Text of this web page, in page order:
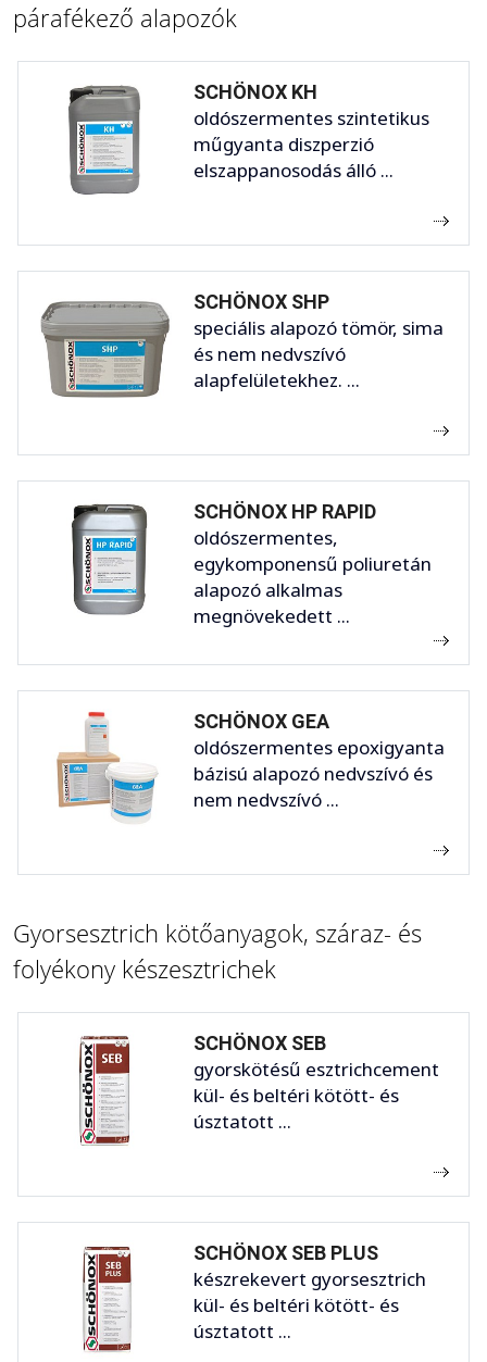
párafékező alapozók
SCHÖNOX KH
oldószermentes szintetikus
műgyanta diszperzió
elszappanosodás álló ...
SCHÖNOX SHP
speciális alapozó tömör, sima
és nem nedvszívó
alapfelületekhez. ...
SCHÖNOX HP RAPID
oldószermentes,
egykomponensű poliuretán
alapozó alkalmas
megnövekedett ...
SCHÖNOX GEA
oldószermentes epoxigyanta
bázisú alapozó nedvszívó és
nem nedvszívó ...
Gyorsesztrich kötőanyagok, száraz- és
folyékony készesztrichek
SCHÖNOX SEB
gyorskötésű esztrichcement
kül- és beltéri kötött- és
úsztatott ...
SCHÖNOX SEB PLUS
készrekevert gyorsesztrich
kül- és beltéri kötött- és
úsztatott ...